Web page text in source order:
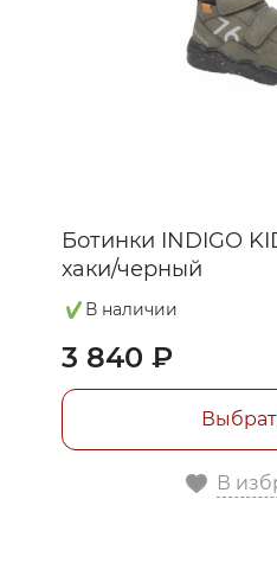
Ботинки INDIGO
хаки/черный
В наличии
3 840 ₽
В